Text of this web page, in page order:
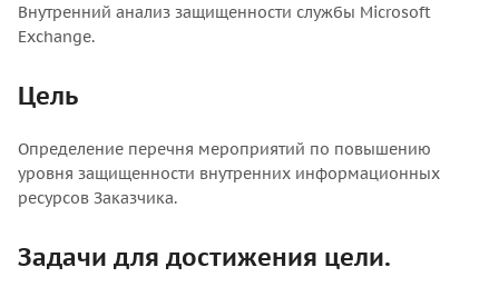
Внутренний анализ защищенности службы Microsoft
Exchange.
Цель
Определение перечня мероприятий по повышению
уровня защищенности внутренних информационных
ресурсов Заказчика.
Задачи для достижения цели.